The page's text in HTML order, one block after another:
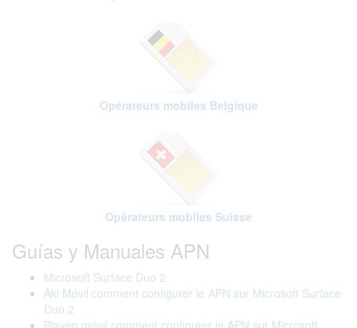
Opérateurs mobiles Belgique
Opérateurs mobiles Suisse
Guías y Manuales APN
Microsoft Surface Duo 2
Aki Móvil comment configurer le APN sur Microsoft Surface
Duo 2
Blaveo móvil comment configurer le APN sur Microsoft